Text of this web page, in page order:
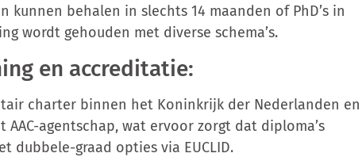
kunnen behalen in slechts 14 maanden of PhD’s in
wordt gehouden met diverse schema’s.
en accreditatie:
charter binnen het Koninkrijk der Nederlanden en
agentschap, wat ervoor zorgt dat diploma’s
dubbele-graad opties via EUCLID.